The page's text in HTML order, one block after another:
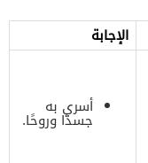
الإجابة
أسري به
جسدًا وروحًا.